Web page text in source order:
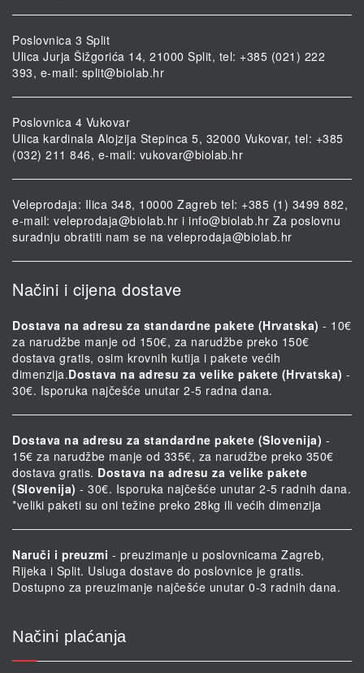
Poslovnica 3 Split
Ulica Jurja Šižgorića 14, 21000 Split, tel: +385 (021) 222
393, e-mail: split@biolab.hr
Poslovnica 4 Vukovar
Ulica kardinala Alojzija Stepinca 5, 32000 Vukovar, tel: +385
(032) 211 846, e-mail: vukovar@biolab.hr
Veleprodaja: Ilica 348, 10000 Zagreb tel: +385 (1) 3499 882,
e-mail: veleprodaja@biolab.hr i info@biolab.hr Za poslovnu
suradnju obratiti nam se na veleprodaja@biolab.hr
Načini i cijena dostave
Dostava na adresu za standardne pakete (Hrvatska) - 10€
za narudžbe manje od 150€, za narudžbe preko 150€
dostava gratis, osim krovnih kutija i pakete većih
dimenzija.Dostava na adresu za velike pakete (Hrvatska) -
30€. Isporuka najčešće unutar 2-5 radna dana.
Dostava na adresu za standardne pakete (Slovenija) -
15€ za narudžbe manje od 335€, za narudžbe preko 350€
dostava gratis. Dostava na adresu za velike pakete
(Slovenija) - 30€. Isporuka najčešće unutar 2-5 radnih dana.
*veliki paketi su oni težine preko 28kg ili većih dimenzija
Naruči i preuzmi - preuzimanje u poslovnicama Zagreb,
Rijeka i Split. Usluga dostave do poslovnice je gratis.
Dostupno za preuzimanje najčešće unutar 0-3 radnih dana.
Načini plaćanja